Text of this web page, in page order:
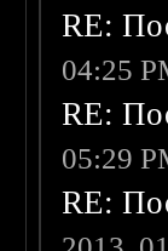
RE:
04:25
RE:
05:29
RE: